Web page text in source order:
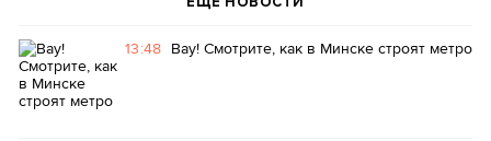
13:48 Вау! Смотрите, как в Минске строят метро